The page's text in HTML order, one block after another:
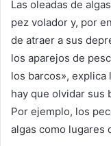
Las oleadas de
pez volador y, por
de atraer a sus
los aparejos de
los barcos», explica
hay que olvidar sus
Por ejemplo, los
algas como lugares